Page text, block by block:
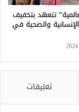
تتعهد بتخفيف
والصحية في
تعليقات